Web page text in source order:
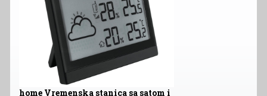
home Vremenska stanica sa satom i